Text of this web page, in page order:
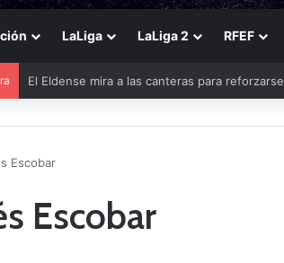
LaLiga LaLiga 2 RFEF
El Eldense mira a las canteras para reforzarse
Escobar
Escobar